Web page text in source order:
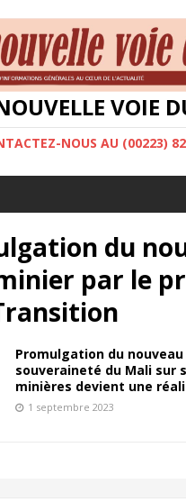
VOIE
NOUS AU (00223)
du
par le
Promulgation du nouveau
souveraineté du Mali sur
minières devient une
1 septembre 2023